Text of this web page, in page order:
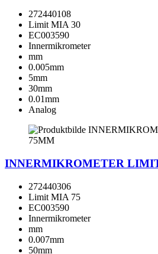
272440108
Limit MIA 30
EC003590
Innermikrometer
mm
0.005mm
5mm
30mm
0.01mm
Analog
INNERMIKROMETER
272440306
Limit MIA 75
EC003590
Innermikrometer
mm
0.007mm
50mm